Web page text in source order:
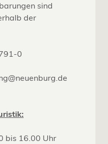
sind
der
0
bis 16.00 Uhr